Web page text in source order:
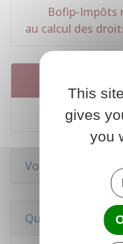
Bofip-Impôts
au calcul des
Déclaration
Voir aussi
Questions ?
This
gives
you